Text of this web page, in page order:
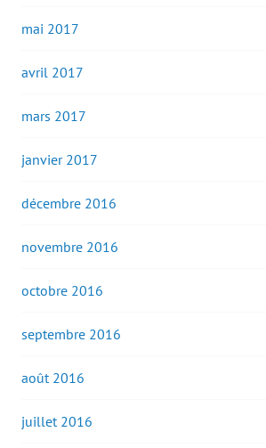
mai 2017
avril 2017
mars 2017
janvier 2017
décembre 2016
novembre 2016
octobre 2016
septembre 2016
août 2016
juillet 2016